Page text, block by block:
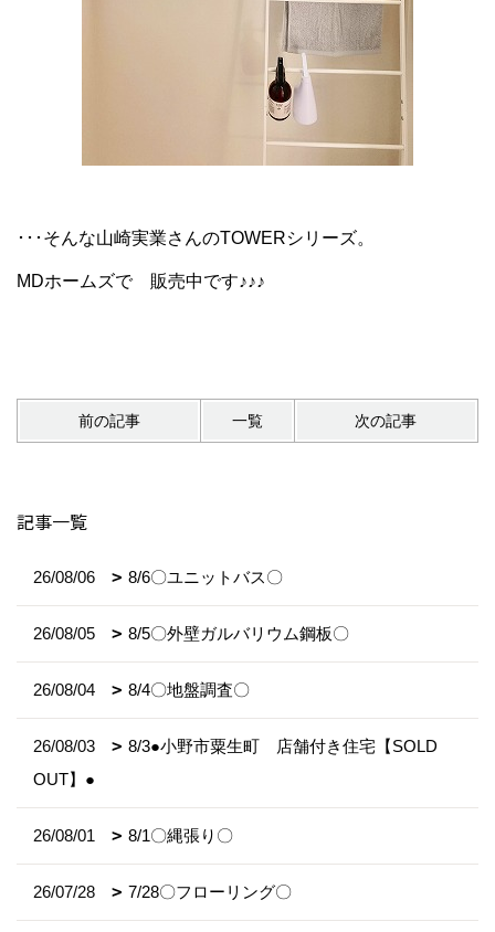
･･･そんな山崎実業さんのTOWERシリーズ。
MDホームズで 販売中です♪♪♪
前の記事 一覧 次の記事
記事一覧
26/08/06 8/6〇ユニットバス〇
26/08/05 8/5〇外壁ガルバリウム鋼板〇
26/08/04 8/4〇地盤調査〇
26/08/03
8/3●小野市粟生町 店舗付き住宅【SOLD
OUT】●
26/08/01 8/1〇縄張り〇
26/07/28 7/28〇フローリング〇